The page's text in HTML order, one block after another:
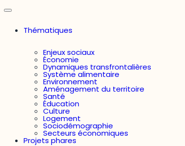
Thématiques
Enjeux sociaux
Économie
Dynamiques transfrontalières
Système alimentaire
Environnement
Aménagement du territoire
Santé
Éducation
Culture
Logement
Sociodémographie
Secteurs économiques
Projets phares